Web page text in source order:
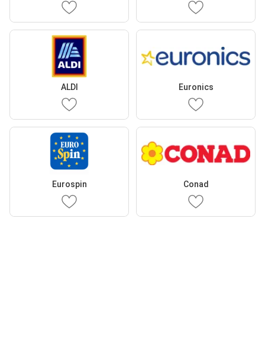
ALDI Euronics
Eurospin Conad